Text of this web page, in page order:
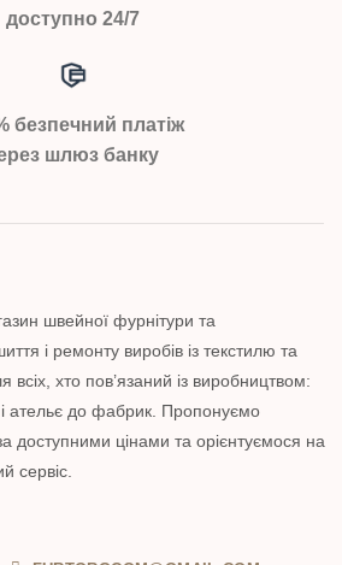
доступно 24/7
безпечний платіж
шлюз банку
швейної фурнітури та
і ремонту виробів із текстилю та
хто пов’язаний із виробництвом:
і ательє до фабрик. Пропонуємо
доступними цінами та орієнтуємося на
сервіс.